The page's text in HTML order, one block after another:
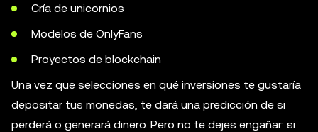
Cría de unicornios
Modelos de OnlyFans
Proyectos de blockchain
Una vez que selecciones en qué inversiones te gustaría
depositar tus monedas, te dará una predicción de si
perderá o generará dinero. Pero no te dejes engañar: si